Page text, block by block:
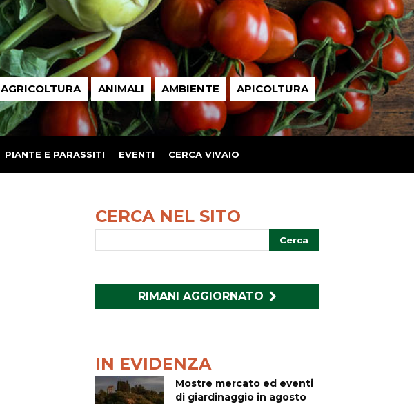
AGRICOLTURA ANIMALI AMBIENTE APICOLTURA
PIANTE E PARASSITI EVENTI CERCA VIVAIO
CERCA NEL SITO
RIMANI AGGIORNATO
IN EVIDENZA
Mostre mercato ed eventi
di giardinaggio in agosto